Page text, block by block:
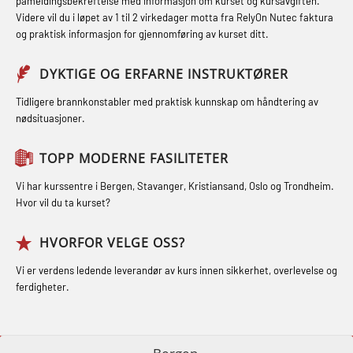
Førstehjelp – repetisjon (OFA102)
Førstehjelp grunnkurs (OFABLE101)
GOC sertifikat grunnleggende
(GMDSS) (MRC101)
GOC sertifikat repetisjon (GMDSS)
(MRC102)
GSK Sikkerhetskurs offshore for
oljearbeidere (OBS1055)
GWO: BST – Offshore (Blended with
(RBSBLE018)
STCW Kombi Oppdatering Offiserer
og Medisinsk Behandling med
Webinar (MBS1341)
STCW Oppdatering for offiserer 24 t
(MBS114)
STCW Medisinsk førstehjelp (MFA1081)
STCW Medisinsk førstehjelp
oppdatering (MBSBLE025)
STCW Oppdatering Medisinsk
Påbygging fra Offshore Norge til
Røykdykking industrivern –
repetisjon (LFI105)
Sikkerhetskurs for ansatte på
oppdrettsanlegg (LBS100)
Ulykkesgransking – Webinar (LSP103)
(LFI100)
Videre vil du i løpet av 1 til 2 virkedager motta fra RelyOn Nutec faktura
og praktisk informasjon for gjennomføring av kurset ditt.
DYKTIGE OG ERFARNE INSTRUKTØRER
Tidligere brannkonstabler med praktisk kunnskap om håndtering av
nødsituasjoner.
TOPP MODERNE FASILITETER
Vi har kurssentre i Bergen, Stavanger, Kristiansand, Oslo og Trondheim.
Hvor vil du ta kurset?
HVORFOR VELGE OSS?
Vi er verdens ledende leverandør av kurs innen sikkerhet, overlevelse og
ferdigheter.